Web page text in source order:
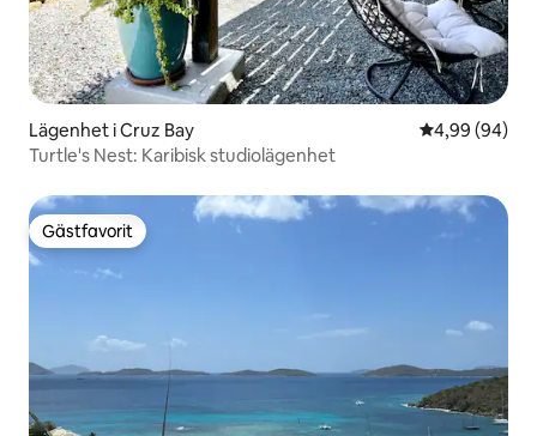
Lägenhet i Cruz Bay 4,99 av 5 i
4,99 (94)
Turtle's Nest: Karibisk studiolägenhet
Gästfavorit
Gästfavorit